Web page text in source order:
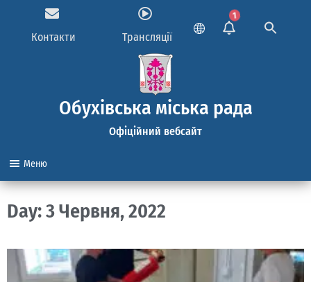
Контакти Трансляції
1
Обухівська міська рада
Офіційний вебсайт
Меню
Day: 3 Червня, 2022